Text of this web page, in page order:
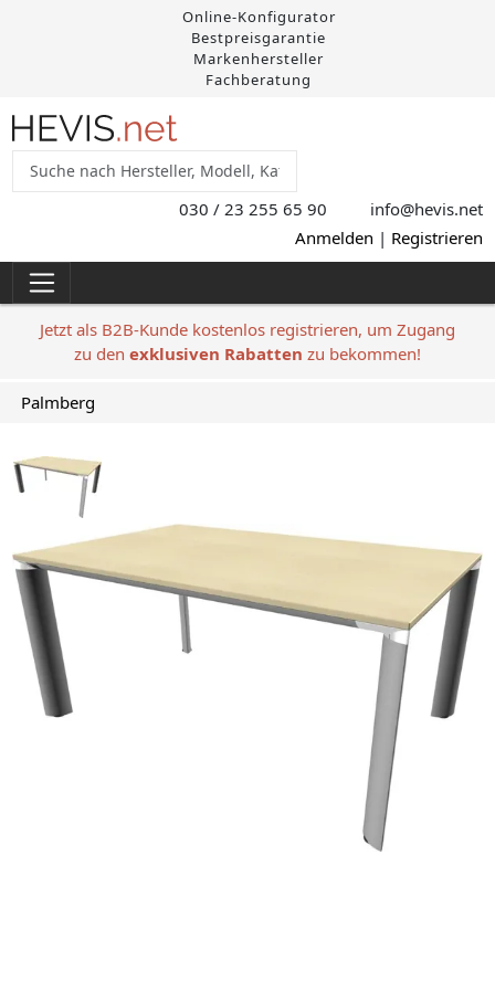
Online-Konfigurator
Bestpreisgarantie
Markenhersteller
Fachberatung
030 / 23 255 65 90 info@hevis.net
Anmelden | Registrieren
Jetzt als B2B-Kunde kostenlos registrieren, um Zugang
zu den exklusiven Rabatten zu bekommen!
Palmberg